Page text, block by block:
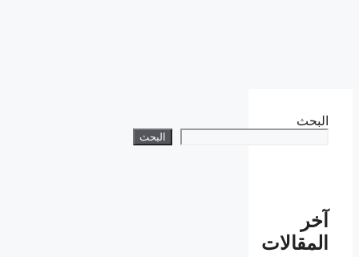
البحث
البحث
آخر
المقالات